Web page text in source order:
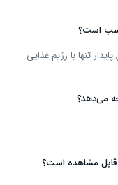
است؟
تنها با رژیم غذایی
می‌دهد؟
مشاهده است؟